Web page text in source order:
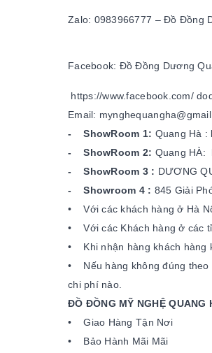
Zalo: 0983966777 – Đồ Đồng
Facebook: Đồ Đồng Dương
https://www.facebook.com/
Email:
- ShowRoom 1: Quang Hà :
- ShowRoom 2: Quang HÀ:
- ShowRoom 3 : DƯƠNG
- Showroom 4 : 845 Giải
• Với các khách hàng ở Hà
• Với các Khách hàng ở các
• Khi nhận hàng khách hàng
• Nếu hàng không đúng theo
chi phí nào.
ĐỒ ĐỒNG MỸ NGHỆ QUANG
• Giao Hàng Tận Nơi
• Bảo Hành Mãi Mãi